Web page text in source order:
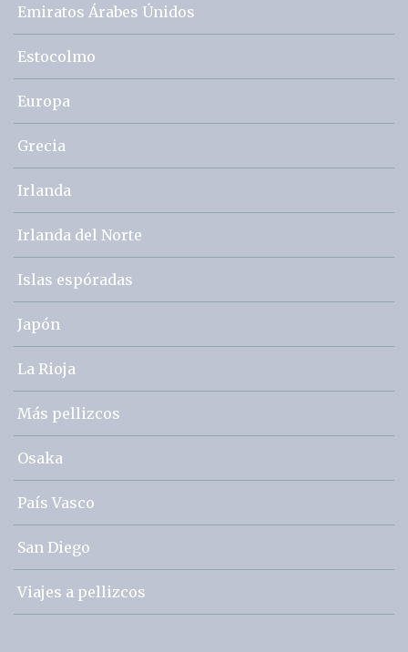
Emiratos Árabes Únidos
Estocolmo
Europa
Grecia
Irlanda
Irlanda del Norte
Islas espóradas
Japón
La Rioja
Más pellizcos
Osaka
País Vasco
San Diego
Viajes a pellizcos